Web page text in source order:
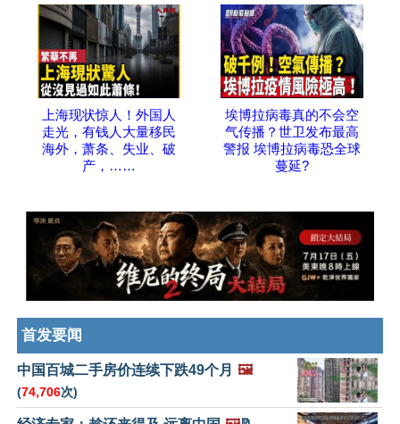
上海现状惊人！外国人
走光，有钱人大量移民
海外，萧条、失业、破
产，……
埃博拉病毒真的不会空
气传播？世卫发布最高
警报 埃博拉病毒恐全球
蔓延?
首发要闻
中国百城二手房价连续下跌49个月 🖼️
(74,706次)